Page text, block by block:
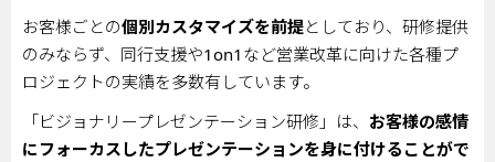
お客様ごとの個別カスタマイズを前提としており、研修提供
のみならず、同行支援や1on1 など営業改革に向けた各種プ
ロジェクトの実績を多数有しています。
「ビジョナリープレゼンテーション研修」は、 お客様の感情
にフォーカスしたプレゼンテーションを身に付けることがで